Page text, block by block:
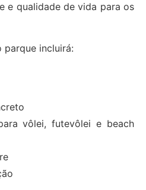
e qualidade de vida para os
incluirá:
vôlei, futevôlei e beach